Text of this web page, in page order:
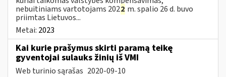
nebuitiniams vartotojams 2022 m. spalio 26 d. buvo
priimtas Lietuvos...
Metai: 2023
Kai kurie prašymus skirti paramą teikę
gyventojai sulauks žinių iš VMI
Web turinio sąrašas 2020-09-10